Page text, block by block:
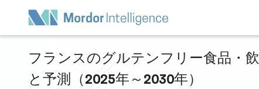
フランスのグルテンフリー食品・
と予測（2025年～2030年）